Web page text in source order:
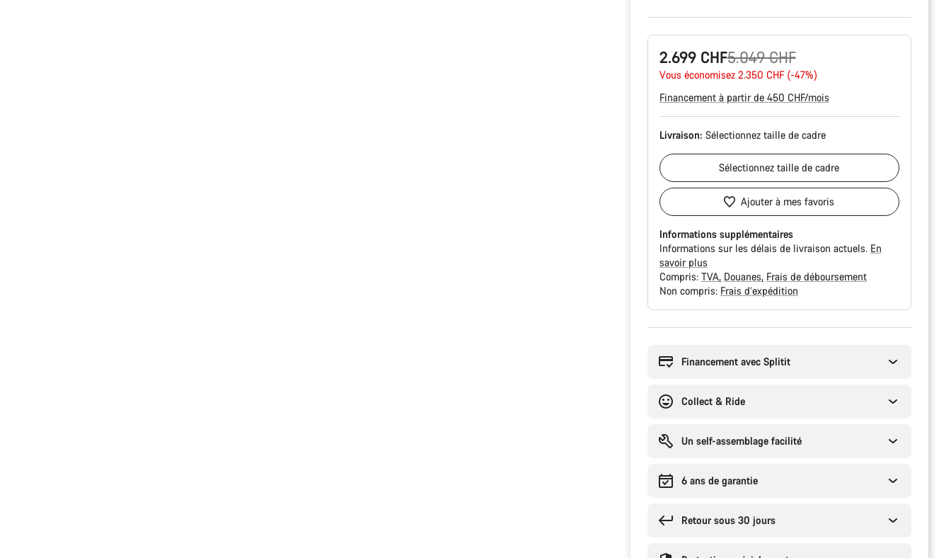
2.699 CHF
Prix
d’origine
5.049 CHF
Vous économisez 2.350 CHF (-47%)
Financement à partir de 450 CHF/mois
Livraison: Sélectionnez taille de cadre
Sélectionneztaille de cadre
Ajouter à mes favoris
Informations supplémentaires
Informations sur les délais de livraison actuels. En
savoir plus
Compris: TVA Douanes Frais de déboursement
Non compris: Frais d’expédition
Financement avec Splitit
Collect & Ride
Un self-assemblage facilité
6 ans de garantie
Retour sous 30 jours